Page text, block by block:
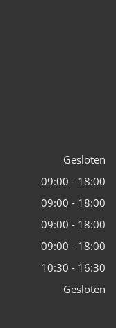
Gesloten
09:00 - 18:00
09:00 - 18:00
09:00 - 18:00
09:00 - 18:00
10:30 - 16:30
Gesloten